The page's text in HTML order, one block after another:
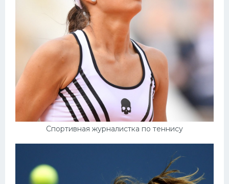
Спортивная журналистка по теннису